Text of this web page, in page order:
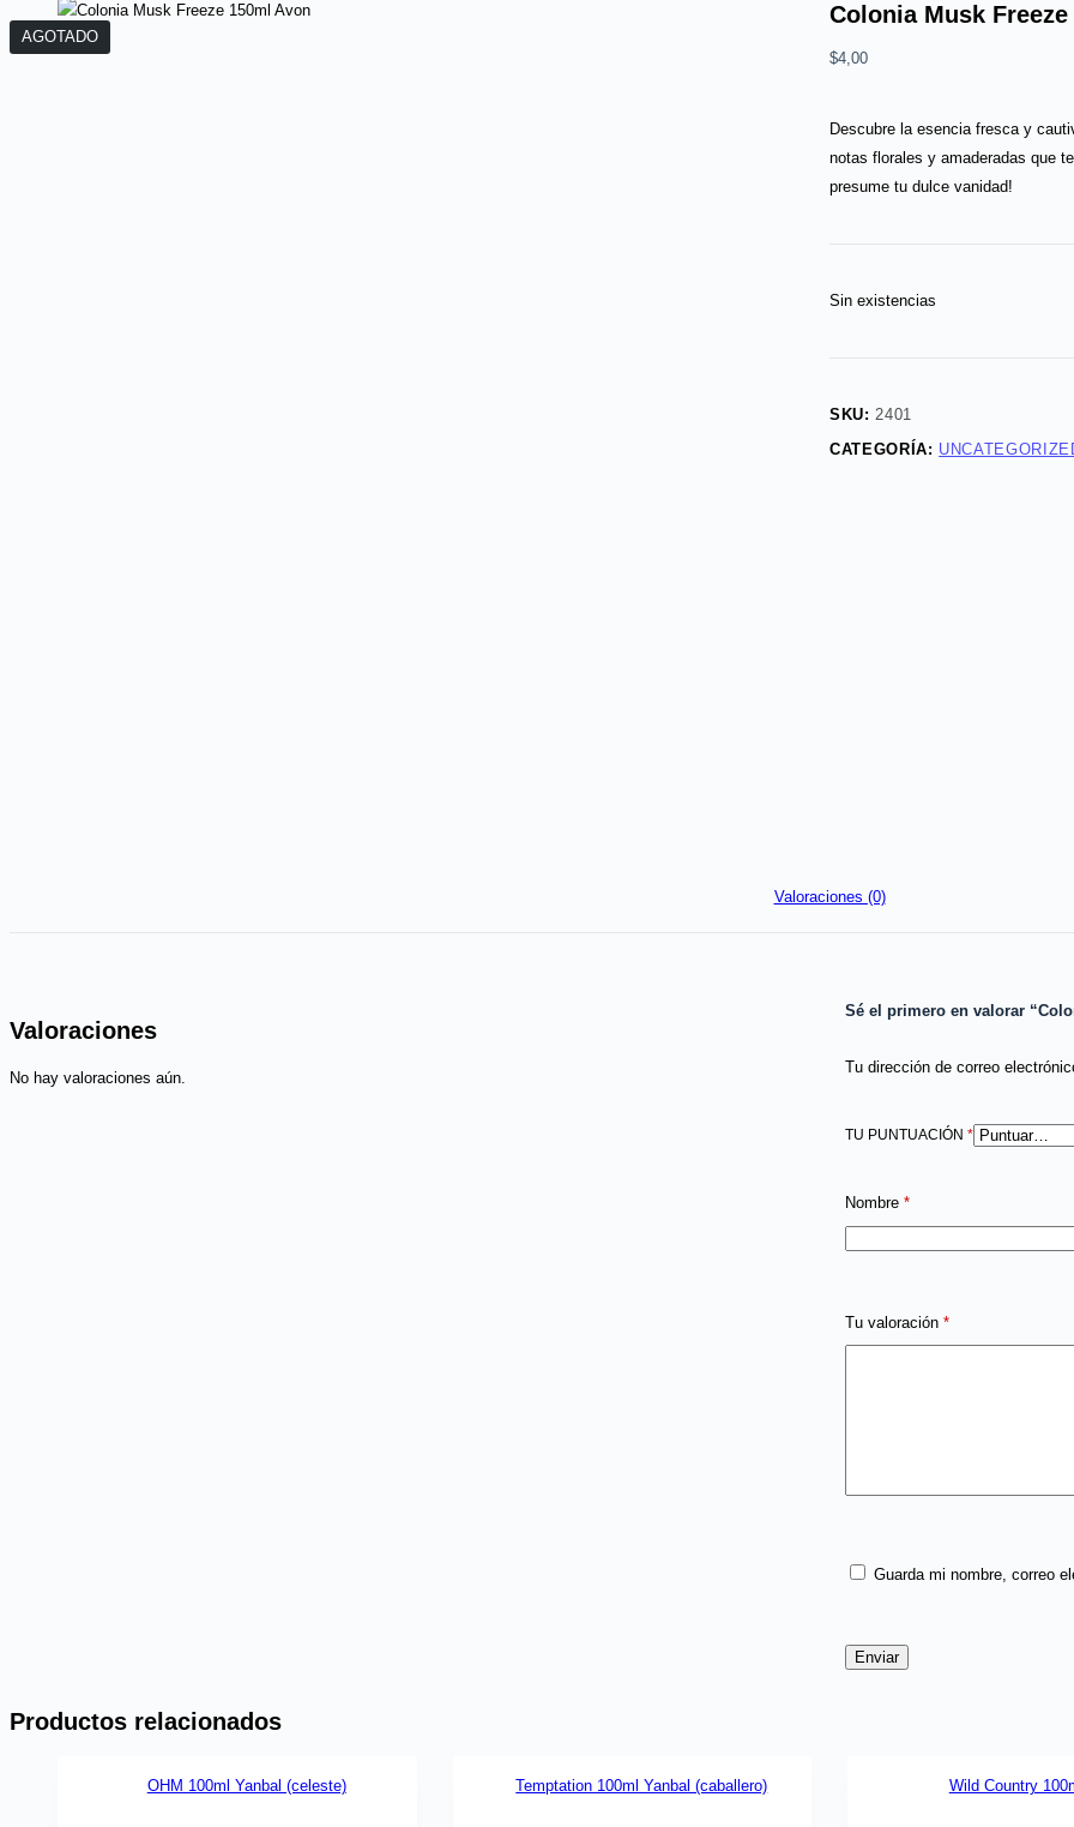
AGOTADO
Colonia Musk
$4,00
Descubre la esencia fresca y
notas florales y amaderadas que
presume tu dulce vanidad!
Sin existencias
SKU:2401
CATEGORÍA:
Valoraciones (0)
Valoraciones
No hay valoraciones aún.
Sé el primero en valorar
Tu dirección de correo
TU PUNTUACIÓN*
Nombre *
Tu valoración*
Guarda mi nombre, correo
Enviar
Productos relacionados